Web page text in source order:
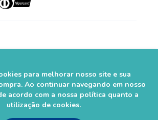
para melhorar nosso site e sua
Ao continuar navegando em nosso
acordo com a nossa política quanto a
utilização de cookies.
e Devolução
feira.*